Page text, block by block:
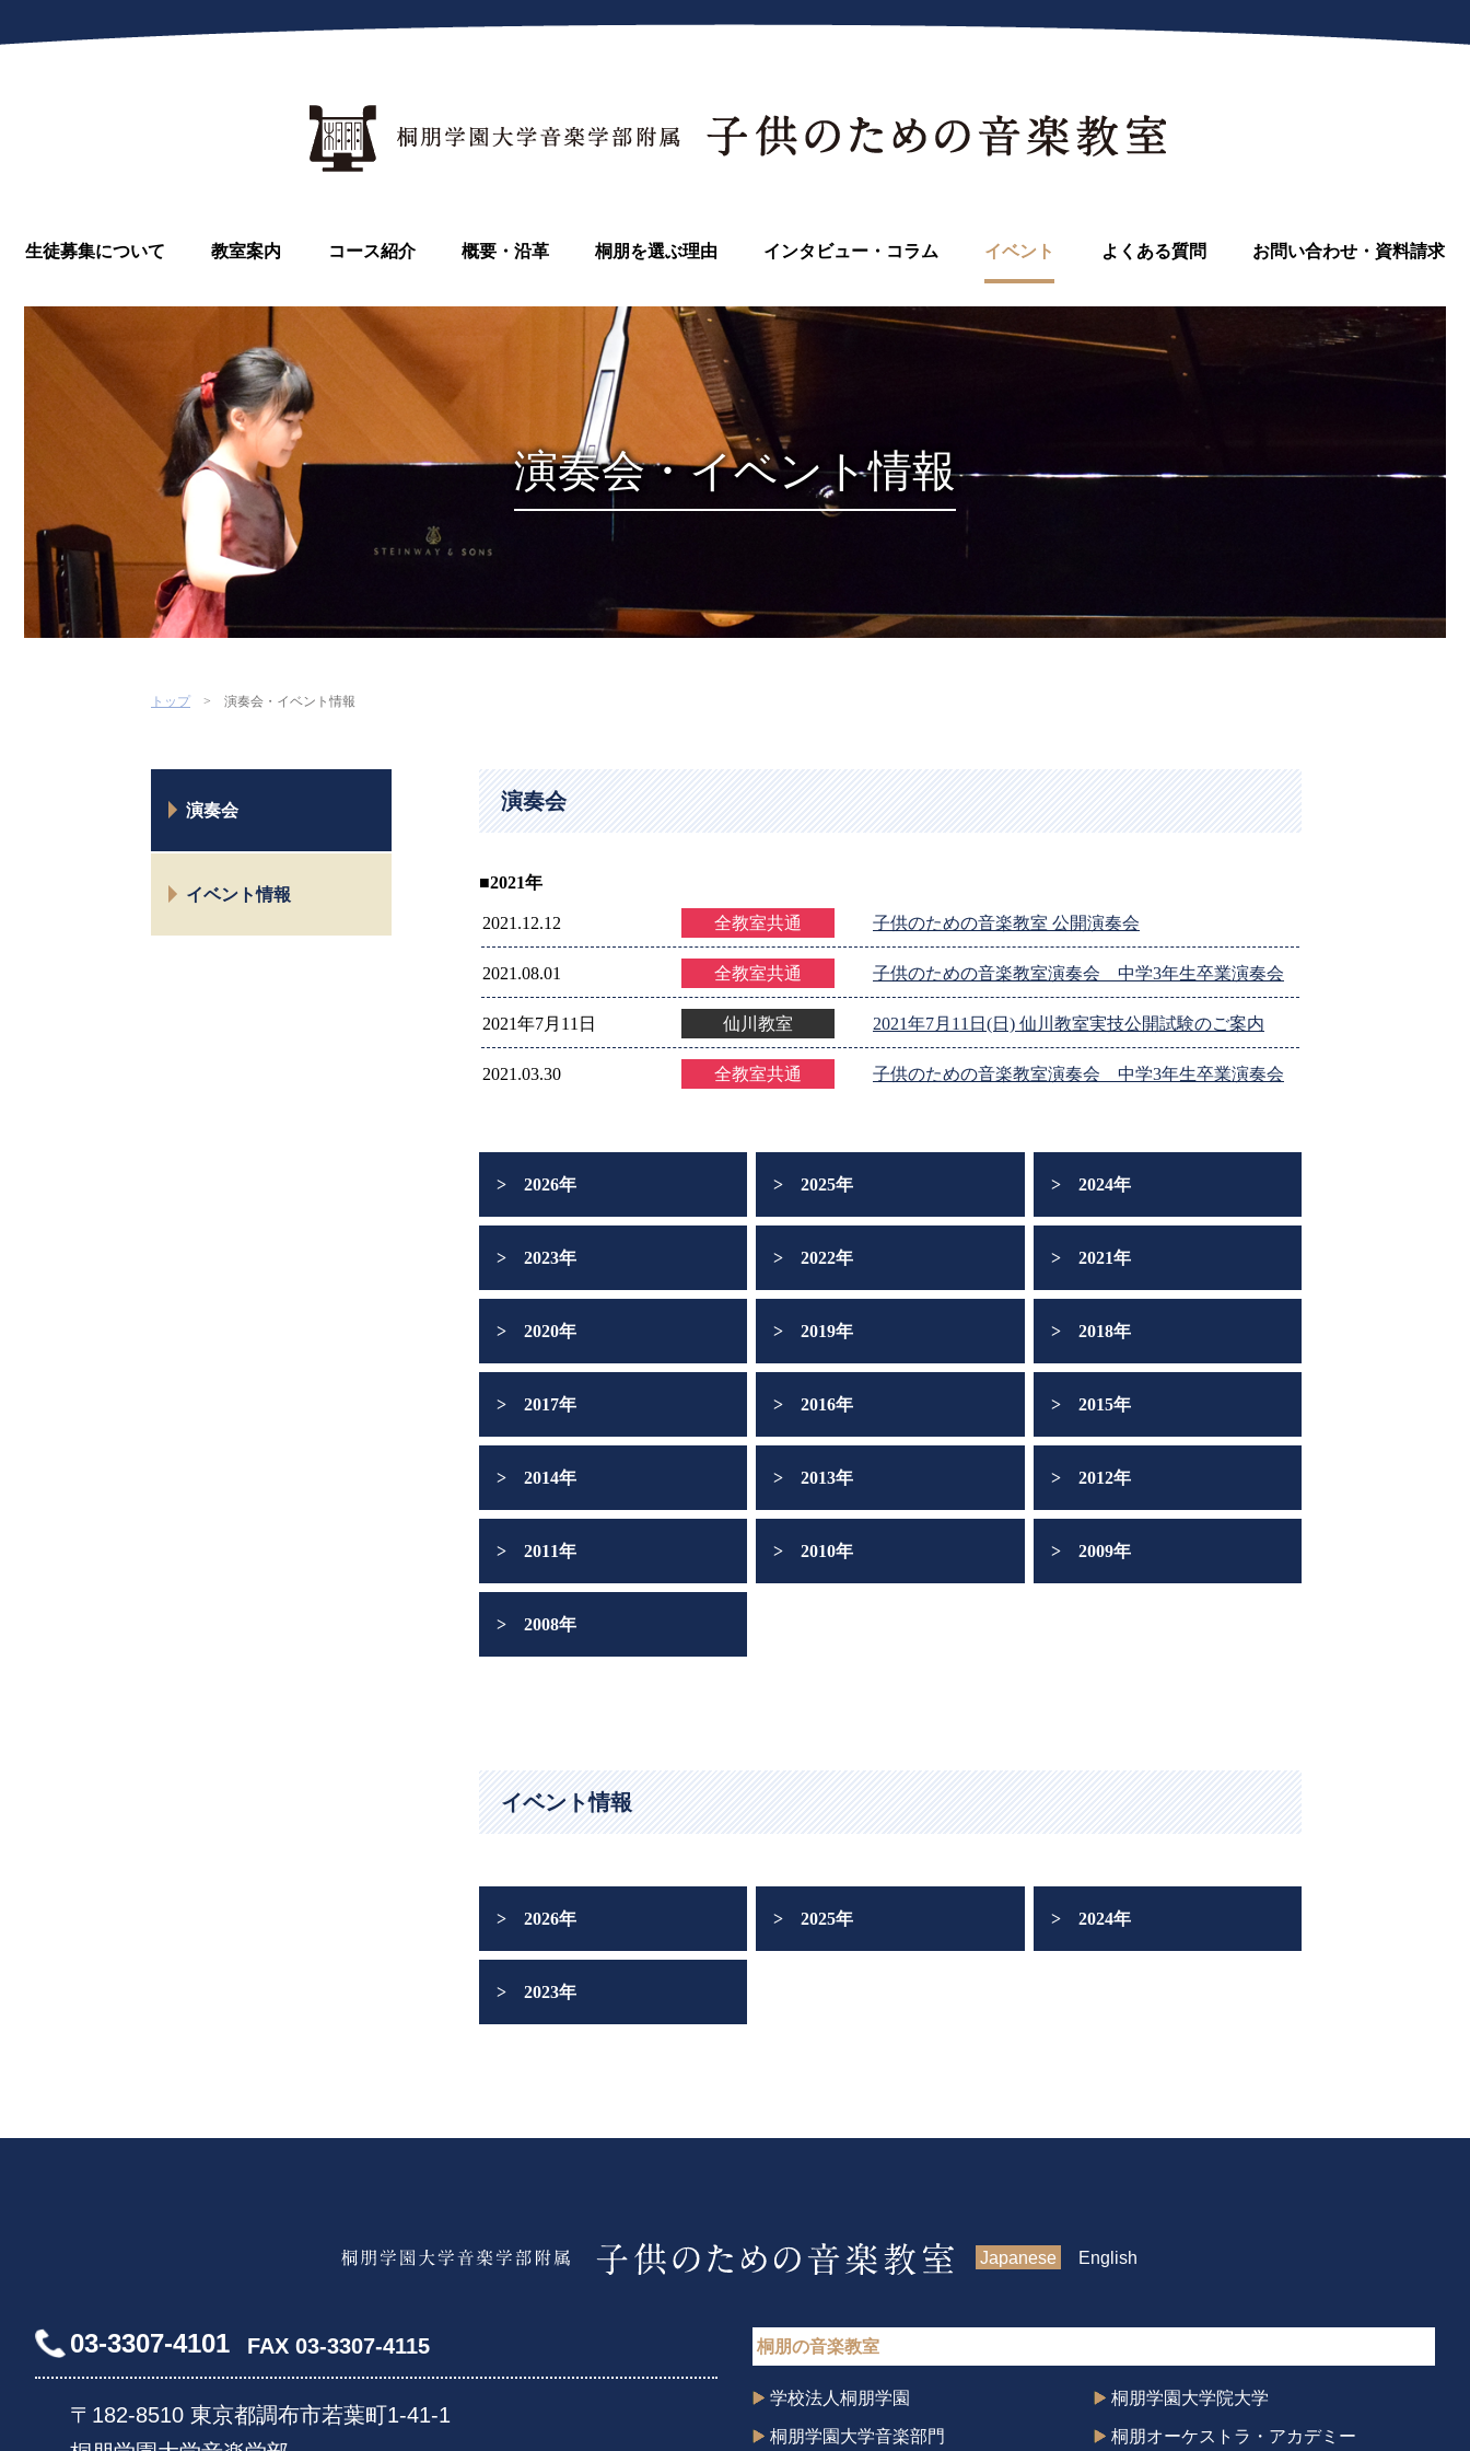
生徒募集について 教室案内 コース紹介 概要・沿革 桐朋を選ぶ理由 インタビュー・コラム イベント よくある質問 お問い合わせ・資料請求
演奏会・イベント情報
トップ 演奏会・イベント情報
演奏会
イベント情報
演奏会
■2021年
2021.12.12 全教室共通 子供のための音楽教室 公開演奏会
2021.08.01 全教室共通 子供のための音楽教室演奏会 中学3年生卒業演奏会
2021年7月11日 仙川教室 2021年7月11日(日) 仙川教室実技公開試験のご案内
2021.03.30 全教室共通 子供のための音楽教室演奏会 中学3年生卒業演奏会
2026年 2025年 2024年
2023年 2022年 2021年
2020年 2019年 2018年
2017年 2016年 2015年
2014年 2013年 2012年
2011年 2010年 2009年
2008年
イベント情報
2026年 2025年 2024年
2023年
Japanese English
03-3307-4101 FAX 03-3307-4115
〒182-8510 東京都調布市若葉町1-41-1
桐朋の音楽教室
学校法人桐朋学園
桐朋学園大学音楽部門
桐朋学園大学院大学
桐朋オーケストラ・アカデミー